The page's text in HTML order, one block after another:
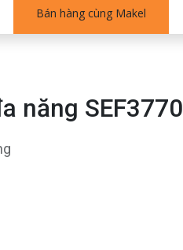
Bán hàng cùng Makel
năng SEF3770